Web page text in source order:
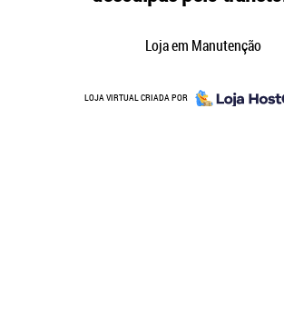
Loja em Manutenção
LOJA VIRTUAL CRIADA POR